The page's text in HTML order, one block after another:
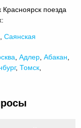
поезда
,Саянская
,Адлер ,Абакан
,Томск